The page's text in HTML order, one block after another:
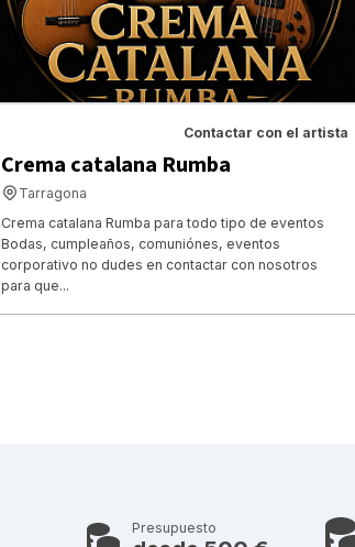
Contactar con el artista
Crema catalana Rumba
Tarragona
Crema catalana Rumba para todo tipo de eventos
Bodas, cumpleaños, comuniónes, eventos
corporativo no dudes en contactar con nosotros
para que...
Presupuesto